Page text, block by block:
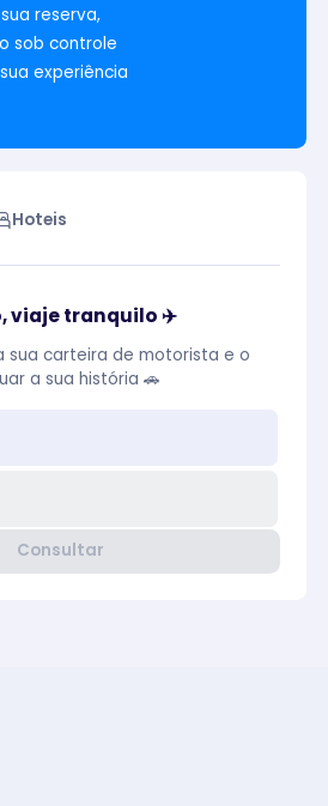
reserva,
sob controle
experiência
Hoteis
viaje tranquilo ✈️
sua carteira de motorista e o
a sua história 🚗
Consultar